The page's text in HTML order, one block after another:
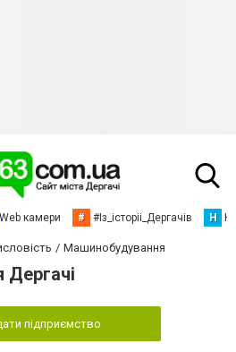
Web камери # #Із_історіі_Дергачів Н
Машинобудування
підприємство